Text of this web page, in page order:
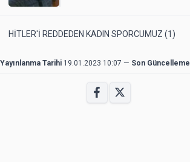
HİTLER'İ REDDEDEN KADIN SPORCUMUZ (1)
Yayınlanma Tarihi 19.01.2023 10:07 — Son Güncelleme